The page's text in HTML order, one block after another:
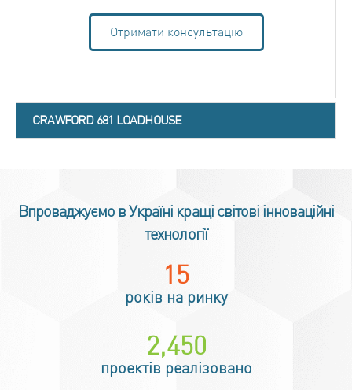
Отримати консультацію
CRAWFORD 681 LOADHOUSE
Впроваджуємо в Україні кращі світові інноваційні
технології
18
років на ринку
3,000
проектів реалізовано